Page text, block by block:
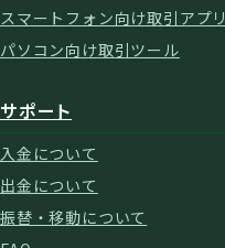
スマートフォン向け取引アプリ
パソコン向け取引ツール
サポート
入金について
出金について
振替・移動について